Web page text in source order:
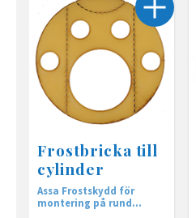
Frostbricka till
cylinder
Assa Frostskydd för
montering på rund